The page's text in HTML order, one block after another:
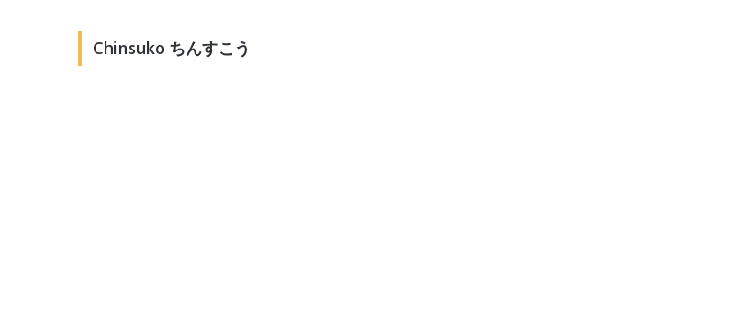
Chinsuko ちんすこう